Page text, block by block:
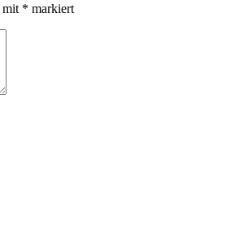
mit * markiert